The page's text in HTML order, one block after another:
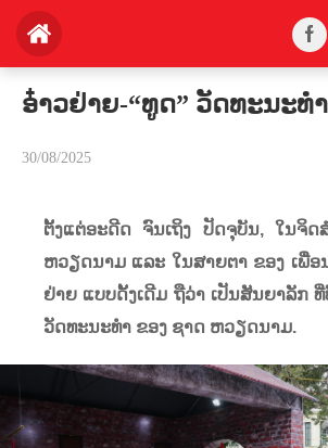
ອ໋າວຢ່າຍ-“ທູດ” ວັດທະນະທ
30/08/2025
ຕັ້ງແຕ່ອະດີດ ຈົນເຖິງ ປັດຈຸບັນ,ໃນຈິດ
ຫວຽດນາມ ແລະ ໃນສາຍຕາ ຂອງ ເພື່ອ
ຢ່າຍ ແບບດັ້ງເດີມ ຖືວ່າ ເປັນສັນຍາລັກ
ວັດທະນະທໍາ ຂອງ ຊາດ ຫວຽດນາມ.